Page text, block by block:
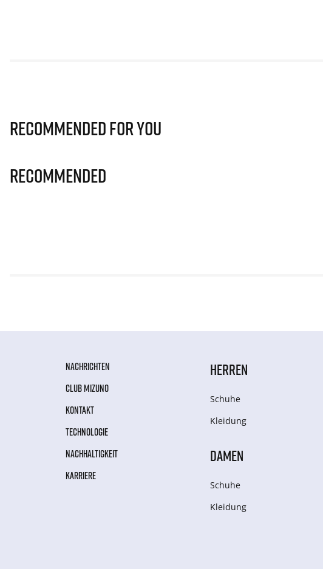
Recommended for you
Recommended
NACHRICHTEN
CLUB MIZUNO
KONTAKT
TECHNOLOGIE
NACHHALTIGKEIT
KARRIERE
HERREN
Schuhe
Kleidung
DAMEN
Schuhe
Kleidung